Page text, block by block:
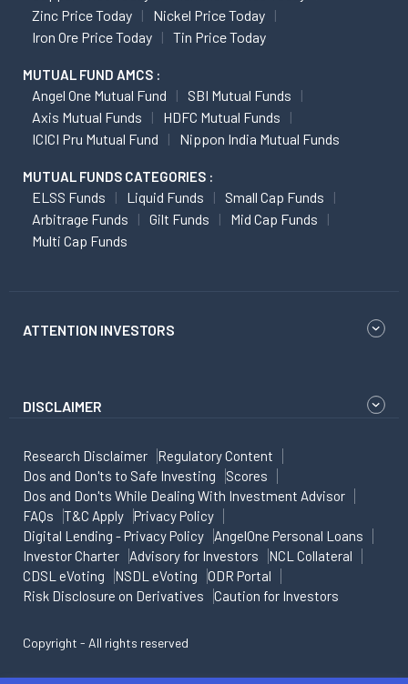
Zinc Price Today
Nickel Price Today
Iron Ore Price Today
Tin Price Today
MUTUAL FUND AMCS :
Angel One Mutual Fund
SBI Mutual Funds
Axis Mutual Funds
HDFC Mutual Funds
ICICI Pru Mutual Fund
Nippon India Mutual Funds
MUTUAL FUNDS CATEGORIES :
ELSS Funds Liquid Funds
Small Cap Funds
Arbitrage Funds
Gilt Funds
Mid Cap Funds
Multi Cap Funds
ATTENTION INVESTORS
DISCLAIMER
Research Disclaimer
Regulatory Content
Dos and Don'ts to Safe Investing
Scores
Dos and Don'ts While Dealing With Investment Advisor
FAQs
T&C Apply
Privacy Policy
Digital Lending - Privacy Policy
AngelOne Personal Loans
Investor Charter
Advisory for Investors
NCL Collateral
CDSL eVoting
NSDL eVoting
ODR Portal
Risk Disclosure on Derivatives
Caution for Investors
Copyright - All rights reserved